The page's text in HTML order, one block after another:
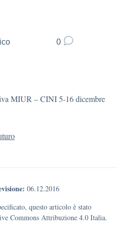
0
MIUR – CINI 5-16 dicembre
06.12.2016
questo articolo è stato
Commons Attribuzione 4.0 Italia.